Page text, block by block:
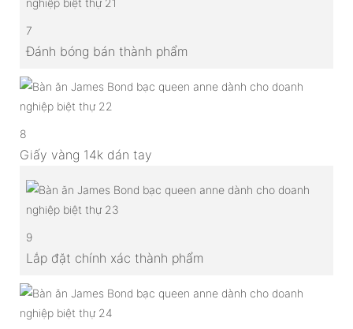
7
Đánh bóng bán thành phẩm
8
Giấy vàng 14k dán tay
9
Lắp đặt chính xác thành phẩm